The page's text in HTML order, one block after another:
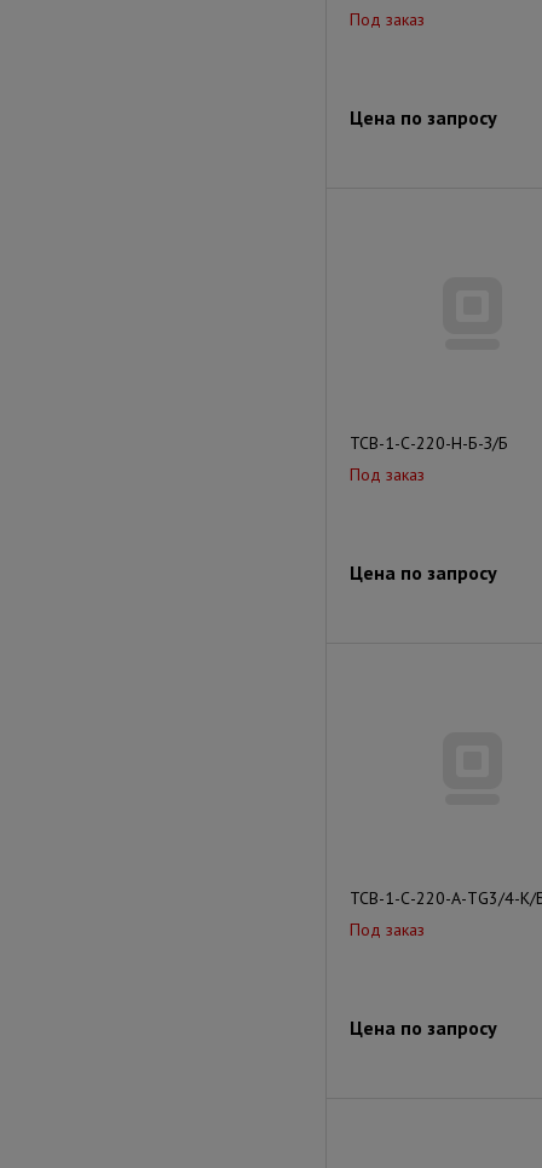
Под заказ
Цена по запросу
ТСВ-1-С-220-Н-Б-З/Б
Под заказ
Цена по запросу
ТСВ-1-С-220-А-ТG3/4-К/
Под заказ
Цена по запросу